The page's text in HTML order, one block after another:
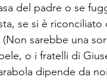
del padre o se
se si è
sarebbe una
o i fratelli di
dipende da